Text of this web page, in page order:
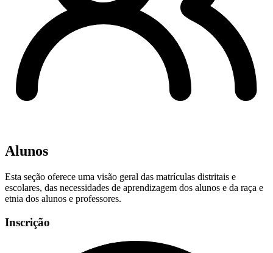
Alunos
Esta seção oferece uma visão geral das matrículas distritais e
escolares, das necessidades de aprendizagem dos alunos e da raça e
etnia dos alunos e professores.
Inscrição